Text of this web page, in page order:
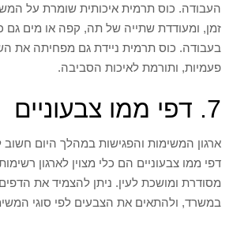
העבודה. כוס תרמית איכותית שומרת על
זמן, ומעודדת שתייה של תה, קפה או מים גם
בעבודה. כוס תרמית ניידת גם מפחיתה את
פעמיות, ותורמת לאיכות הסביבה.
7. דפי ממו צבעוניים
ארגון המשימות והפגישות במהלך היום חשוב
דפי ממו צבעוניים הם כלי מצוין לארגון
מסודרת ומושכת לעין. ניתן להצמיד את
במשרד, ולהתאים את הצבעים לפי סוגי